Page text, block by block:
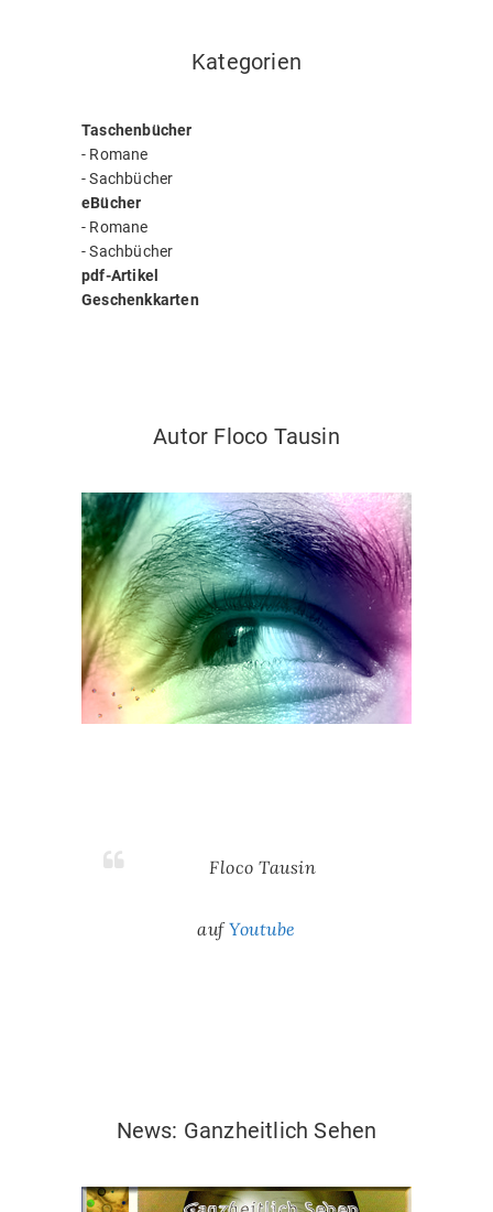
Kategorien
Taschenbücher
- Romane
-Sachbücher
eBücher
- Romane
-Sachbücher
pdf-Artikel
Geschenkkarten
Autor Floco Tausin
Floco Tausin
aufYoutube
News: Ganzheitlich Sehen